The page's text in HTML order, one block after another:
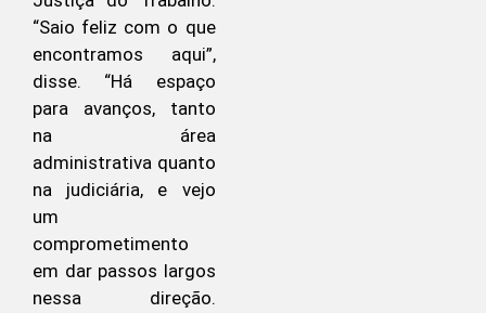
“Saio feliz com o que
encontramos aqui”,
disse. “Há espaço
para avanços, tanto
na área
administrativa quanto
na judiciária, e vejo
um
comprometimento
em dar passos largos
nessa direção.